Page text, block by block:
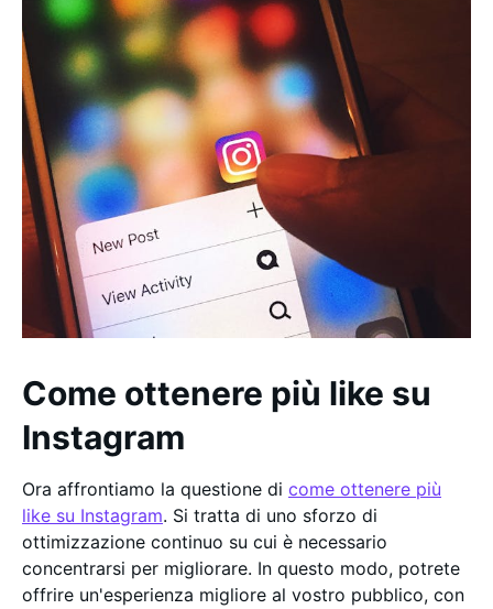
Come ottenere più like su
Instagram
Ora affrontiamo la questione di come ottenere più
like su Instagram. Si tratta di uno sforzo di
ottimizzazione continuo su cui è necessario
concentrarsi per migliorare. In questo modo, potrete
offrire un'esperienza migliore al vostro pubblico, con